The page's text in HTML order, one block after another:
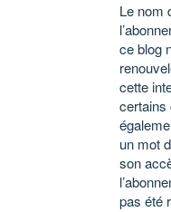
Le nom
ce blog
cette
certains
un mot
son
pas été